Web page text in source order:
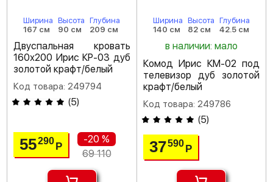
Ширина
167 см
Высота
90 см
Глубина
209 см
Двуспальная кровать
160х200 Ирис КР-03 дуб
золотой крафт/белый
Код товара: 249794
(5)
55290 Р
-20 %
69 110
Ширина
140 см
Высота
82 см
Глубина
42.5 см
в наличии: мало
Комод Ирис КМ-02 под
телевизор дуб золотой
крафт/белый
Код товара: 249786
(5)
37590 Р